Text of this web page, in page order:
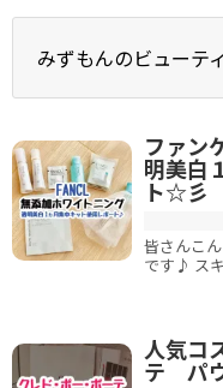
みずもんのビューテ
ファン
明美白
ト☆彡
皆さんこ
です♪ ス
人気コ
テ パ